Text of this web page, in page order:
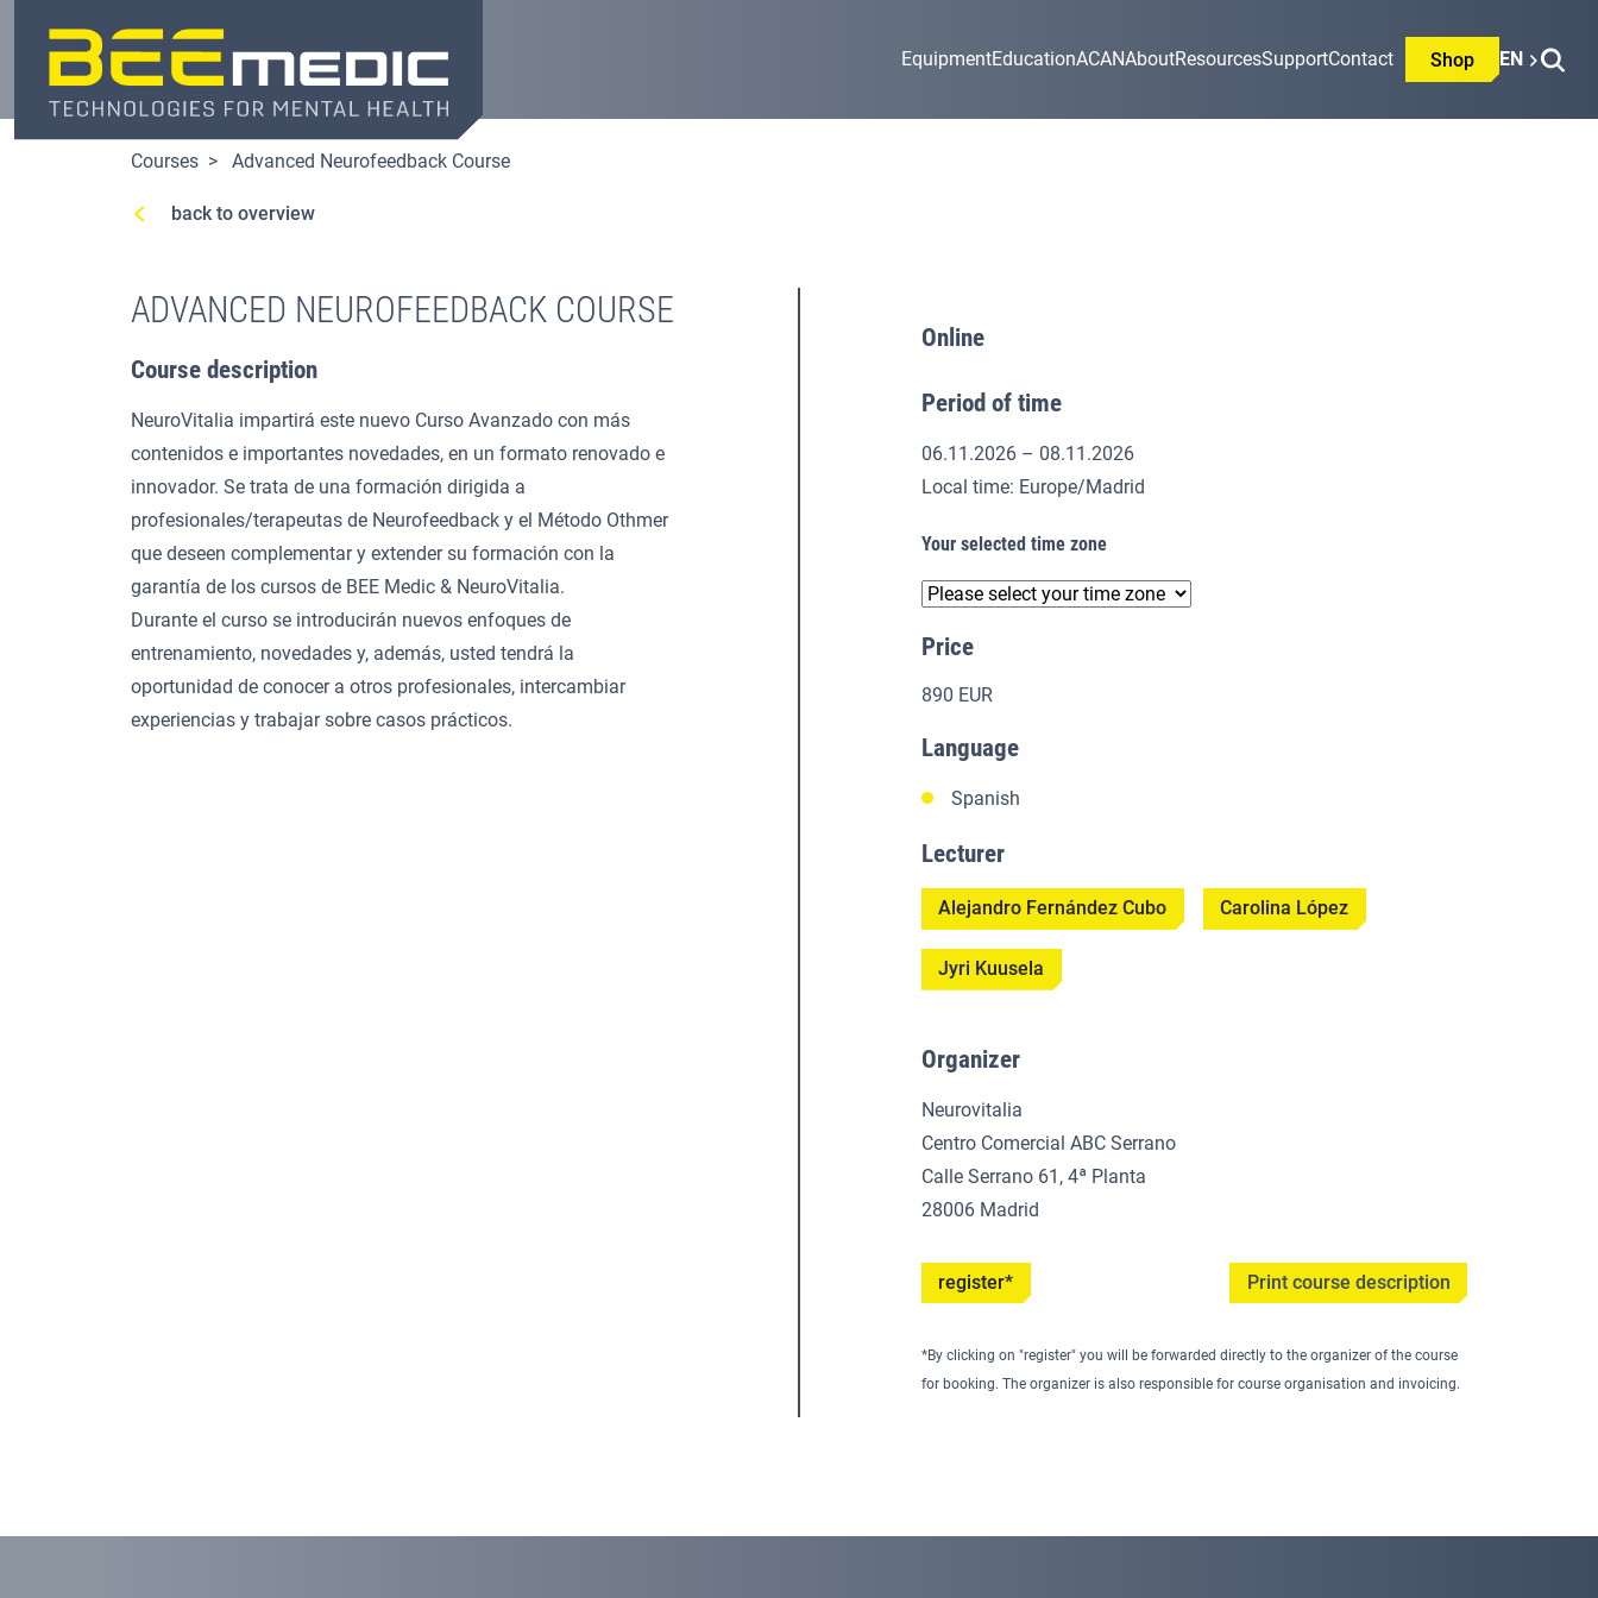
content
EquipmentEducationACANAboutResourcesSupportContact Shop EN
Courses Advanced Neurofeedback Course
back to overview
ADVANCED NEUROFEEDBACK COURSE
Course description
NeuroVitalia impartirá este nuevo Curso Avanzado con más
contenidos e importantes novedades, en un formato renovado e
innovador. Se trata de una formación dirigida a
profesionales/terapeutas de Neurofeedback y el Método Othmer
que deseen complementar y extender su formación con la
garantía de los cursos de BEE Medic & NeuroVitalia.
Durante el curso se introducirán nuevos enfoques de
entrenamiento, novedades y, además, usted tendrá la
oportunidad de conocer a otros profesionales, intercambiar
experiencias y trabajar sobre casos prácticos.
Online
Period of time
06.11.2026 – 08.11.2026
Local time: Europe/Madrid
Your selected time zone
Price
890 EUR
Language
Spanish
Lecturer
Alejandro Fernández Cubo Carolina López
Jyri Kuusela
Organizer
Neurovitalia
Centro Comercial ABC Serrano
Calle Serrano 61, 4ª Planta
28006 Madrid
register* Print course description
*By clicking on "register" you will be forwarded directly to the organizer of the course
for booking. The organizer is also responsible for course organisation and invoicing.